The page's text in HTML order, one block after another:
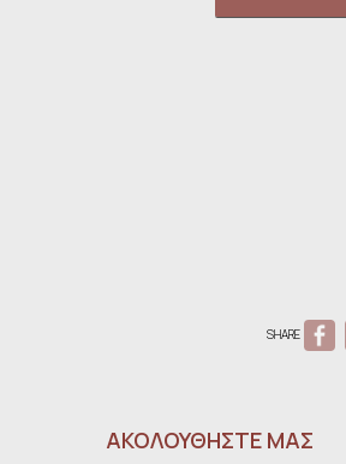
SHARE
ΑΚΟΛΟΥΘΉΣΤΕ ΜΑΣ